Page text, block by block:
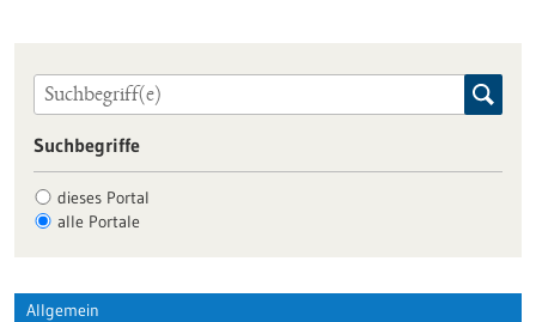
Suchbegriffe
dieses Portal
alle Portale
Allgemein